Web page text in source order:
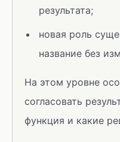
результата;
новая роль
название без
На этом уровне
согласовать
функция и какие